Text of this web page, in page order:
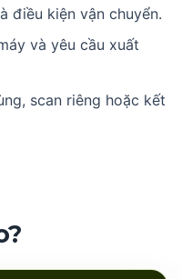
điều kiện vận chuyển.
và yêu cầu xuất
scan riêng hoặc kết